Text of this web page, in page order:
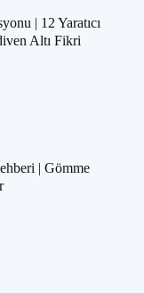
| 12 Yaratıcı
Altı Fikri
| Gömme